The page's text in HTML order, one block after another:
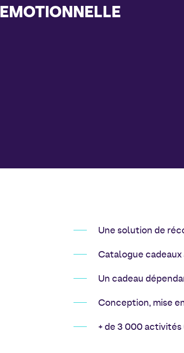
EMOTIONNELLE
Une solution de
Catalogue cadeaux
Un cadeau
Conception, mise
+ de 3 000 activités